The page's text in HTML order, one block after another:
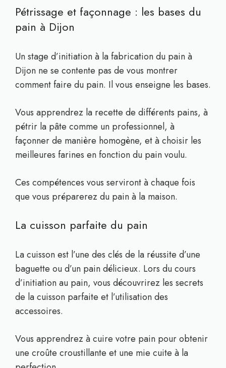
Pétrissage et façonnage : les bases du
pain à Dijon
Un stage d’initiation à la fabrication du pain à
Dijon ne se contente pas de vous montrer
comment faire du pain. Il vous enseigne les bases.
Vous apprendrez la recette de différents pains, à
pétrir la pâte comme un professionnel, à
façonner de manière homogène, et à choisir les
meilleures farines en fonction du pain voulu.
Ces compétences vous serviront à chaque fois
que vous préparerez du pain à la maison.
La cuisson parfaite du pain
La cuisson est l’une des clés de la réussite d’une
baguette ou d’un pain délicieux. Lors du cours
d’initiation au pain, vous découvrirez les secrets
de la cuisson parfaite et l’utilisation des
accessoires.
Vous apprendrez à cuire votre pain pour obtenir
une croûte croustillante et une mie cuite à la